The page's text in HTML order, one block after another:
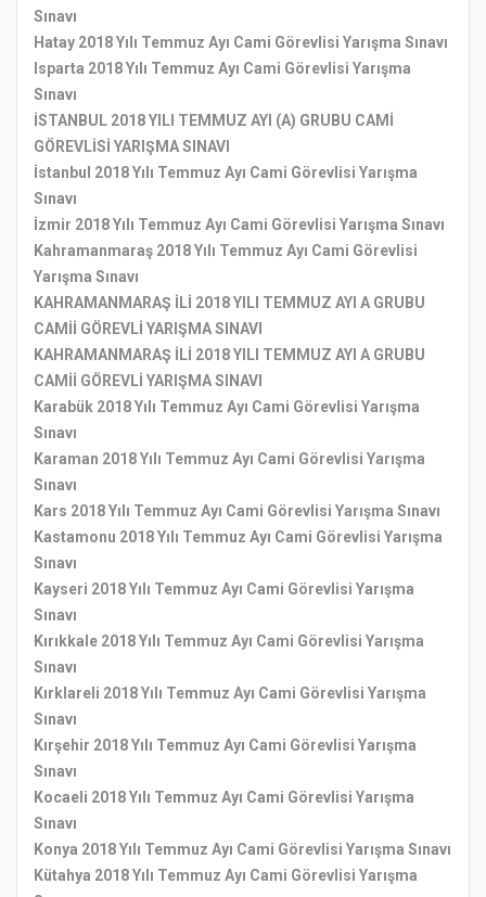
Sınavı
Hatay 2018 Yılı Temmuz Ayı Cami Görevlisi Yarışma Sınavı
Isparta 2018 Yılı Temmuz Ayı Cami Görevlisi Yarışma
Sınavı
İSTANBUL 2018 YILI TEMMUZ AYI (A) GRUBU CAMİ
GÖREVLİSİ YARIŞMA SINAVI
İstanbul 2018 Yılı Temmuz Ayı Cami Görevlisi Yarışma
Sınavı
İzmir 2018 Yılı Temmuz Ayı Cami Görevlisi Yarışma Sınavı
Kahramanmaraş 2018 Yılı Temmuz Ayı Cami Görevlisi
Yarışma Sınavı
KAHRAMANMARAŞ İLİ 2018 YILI TEMMUZ AYI A GRUBU
CAMİİ GÖREVLİ YARIŞMA SINAVI
KAHRAMANMARAŞ İLİ 2018 YILI TEMMUZ AYI A GRUBU
CAMİİ GÖREVLİ YARIŞMA SINAVI
Karabük 2018 Yılı Temmuz Ayı Cami Görevlisi Yarışma
Sınavı
Karaman 2018 Yılı Temmuz Ayı Cami Görevlisi Yarışma
Sınavı
Kars 2018 Yılı Temmuz Ayı Cami Görevlisi Yarışma Sınavı
Kastamonu 2018 Yılı Temmuz Ayı Cami Görevlisi Yarışma
Sınavı
Kayseri 2018 Yılı Temmuz Ayı Cami Görevlisi Yarışma
Sınavı
Kırıkkale 2018 Yılı Temmuz Ayı Cami Görevlisi Yarışma
Sınavı
Kırklareli 2018 Yılı Temmuz Ayı Cami Görevlisi Yarışma
Sınavı
Kırşehir 2018 Yılı Temmuz Ayı Cami Görevlisi Yarışma
Sınavı
Kocaeli 2018 Yılı Temmuz Ayı Cami Görevlisi Yarışma
Sınavı
Konya 2018 Yılı Temmuz Ayı Cami Görevlisi Yarışma Sınavı
Kütahya 2018 Yılı Temmuz Ayı Cami Görevlisi Yarışma